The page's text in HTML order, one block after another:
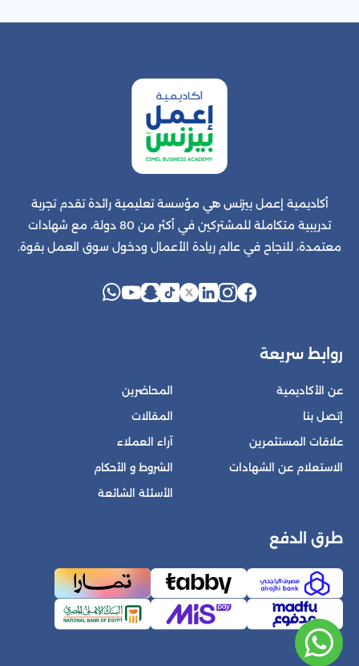
أكاديمية إعمل بيزنس هي مؤسسة تعليمية رائدة تقدم تجربة
تدريبية متكاملة للمشتركين في أكثر من 80 دولة، مع شهادات
معتمدة، للنجاح في عالم ريادة الأعمال ودخول سوق العمل بقوة.
روابط سريعة
عن الأكاديمية
إتصل بنا
علاقات المستثمرين
الاستعلام عن الشهادات
المحاضرين
المقالات
آراء العملاء
الشروط و الأحكام
الأسئلة الشائعة
طرق الدفع